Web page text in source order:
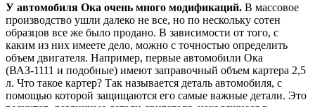
У автомобиля Ока очень много модификаций. В массовое
производство ушли далеко не все, но по нескольку сотен
образцов все же было продано. В зависимости от того, с
каким из них имеете дело, можно с точностью определить
объем двигателя. Например, первые автомобили Ока
(ВАЗ-1111 и подобные) имеют заправочный объем картера 2,5
л. Что такое картер? Так называется деталь автомобиля, с
помощью которой защищаются его самые важные детали. Это